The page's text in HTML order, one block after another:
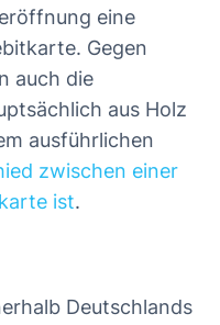
eine
Gegen
auch die
aus Holz
ausführlichen
zwischen einer
ist.
Deutschlands